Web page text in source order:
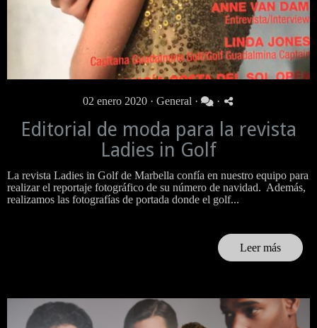
02 enero 2020 · General · ·
Editorial de moda para la revista
Ladies in Golf
La revista Ladies in Golf de Marbella confía en nuestro equipo para
realizar el reportaje fotográfico de su número de navidad. Además,
realizamos las fotografías de portada donde el golf...
Leer más